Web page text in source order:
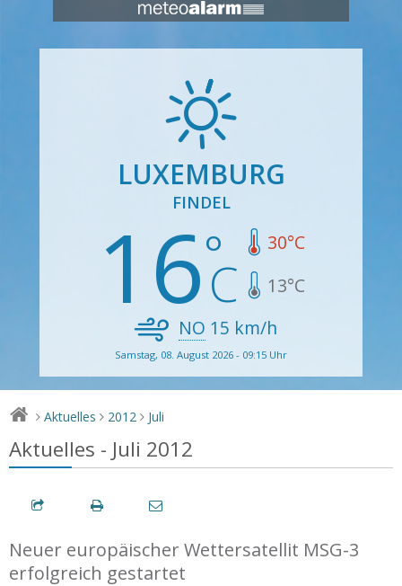
LUXEMBURG
FINDEL
16 30°C
13°C
NO 15 km/h
Samstag, 08. August 2026 - 09:15 Uhr
> Aktuelles > 2012 > Juli
Aktuelles - Juli 2012
Neuer europäischer Wettersatellit MSG-3
erfolgreich gestartet